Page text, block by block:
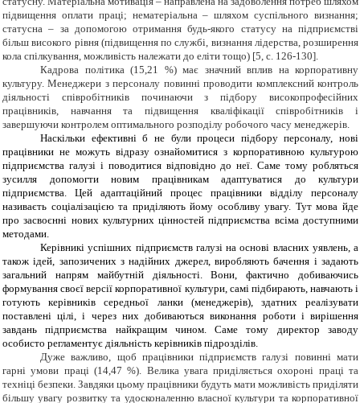
підвищення оплати праці; нематеріальна – шляхом суспільного визнання;
статусна – за допомогою отримання будь-якого статусу на підприємстві
більш високого рівня (підвищення по службі, визнання лідерства, розширення
кола спілкування, можливість належати до еліти тощо) [5, c. 126-130].
Кадрова політика (15,21 %) має значний вплив на корпоративну
культуру. Менеджери з персоналу повинні проводити комплексний контроль
діяльності співробітників починаючи з підбору високопрофесійних
працівників, навчання та підвищення кваліфікації співробітників і
завершуючи контролем оптимального розподілу робочого часу менеджерів.
Наскільки ефективні б не були процеси підбору персоналу, нові
працівники не можуть відразу ознайомитися з корпоративною культурою
підприємства галузі і поводитися відповідно до неї. Саме тому робляться
зусилля допомогти новим працівникам адаптуватися до культури
підприємства. Цей адаптаційний процес працівники відділу персоналу
називаєть соціалізацією та приділяють йому особливу увагу. Тут мова йде
про засвоєнні нових культурних цінностей підприємства всіма доступними
методами.
Керівникі успішних підприємств галузі на основі власних уявлень, а
також ідей, запозичених з надійних джерел, виробляють бачення і задають
загальний напрям майбутній діяльності. Вони, фактично добиваючись
формування своєї версії корпоративної культури, самі підбирають, навчають і
готують керівників середньої ланки (менеджерів), здатних реалізувати
поставлені цілі, і через них добиваються виконання роботи і вирішення
завдань підприємства найкращим чином. Саме тому директор заводу
особисто регламентує діяльність керівників підрозділів.
Дуже важливо, щоб працівники підприємств галузі повинні мати
гарні умови праці (14,47 %). Велика увага приділяється охороні праці та
техніці безпеки. Завдяки цьому працівники будуть мати можливість приділяти
більшу увагу розвитку та удосконаленню власної культури та корпоративної